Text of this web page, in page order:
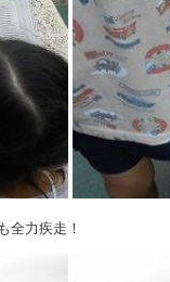
全力疾走！